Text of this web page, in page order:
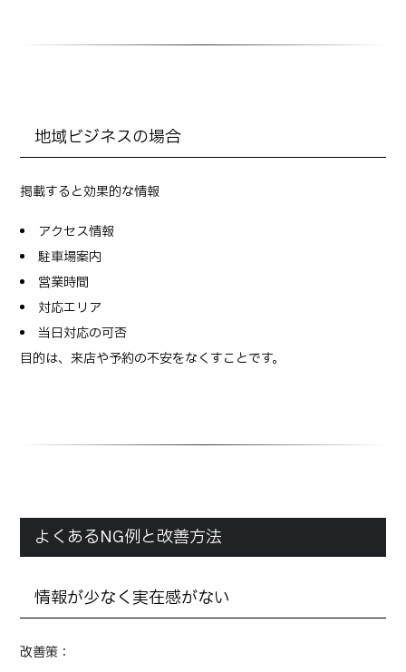
地域ビジネスの場合
掲載すると効果的な情報
アクセス情報
駐車場案内
営業時間
対応エリア
当日対応の可否
目的は、来店や予約の不安をなくすことです。
よくあるNG例と改善方法
情報が少なく実在感がない
改善策：